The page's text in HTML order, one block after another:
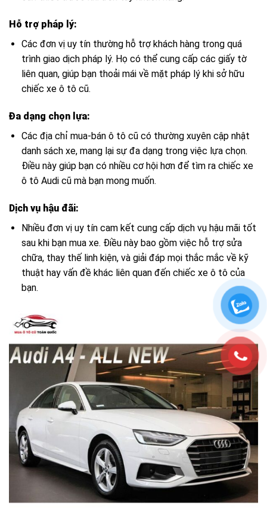
Hỗ trợ pháp lý:
Các đơn vị uy tín thường hỗ trợ khách hàng trong quá
trình giao dịch pháp lý. Họ có thể cung cấp các giấy tờ
liên quan, giúp bạn thoải mái về mặt pháp lý khi sở hữu
chiếc xe ô tô cũ.
Đa dạng chọn lựa:
Các địa chỉ mua-bán ô tô cũ có thường xuyên cập nhật
danh sách xe, mang lại sự đa dạng trong việc lựa chọn.
Điều này giúp bạn có nhiều cơ hội hơn để tìm ra chiếc xe
ô tô Audi cũ mà bạn mong muốn.
Dịch vụ hậu đãi:
Nhiều đơn vị uy tín cam kết cung cấp dịch vụ hậu mãi tốt
sau khi bạn mua xe. Điều này bao gồm việc hỗ trợ sửa
chữa, thay thế linh kiện, và giải đáp mọi thắc mắc về kỹ
thuật hay vấn đề khác liên quan đến chiếc xe ô tô của
bạn.